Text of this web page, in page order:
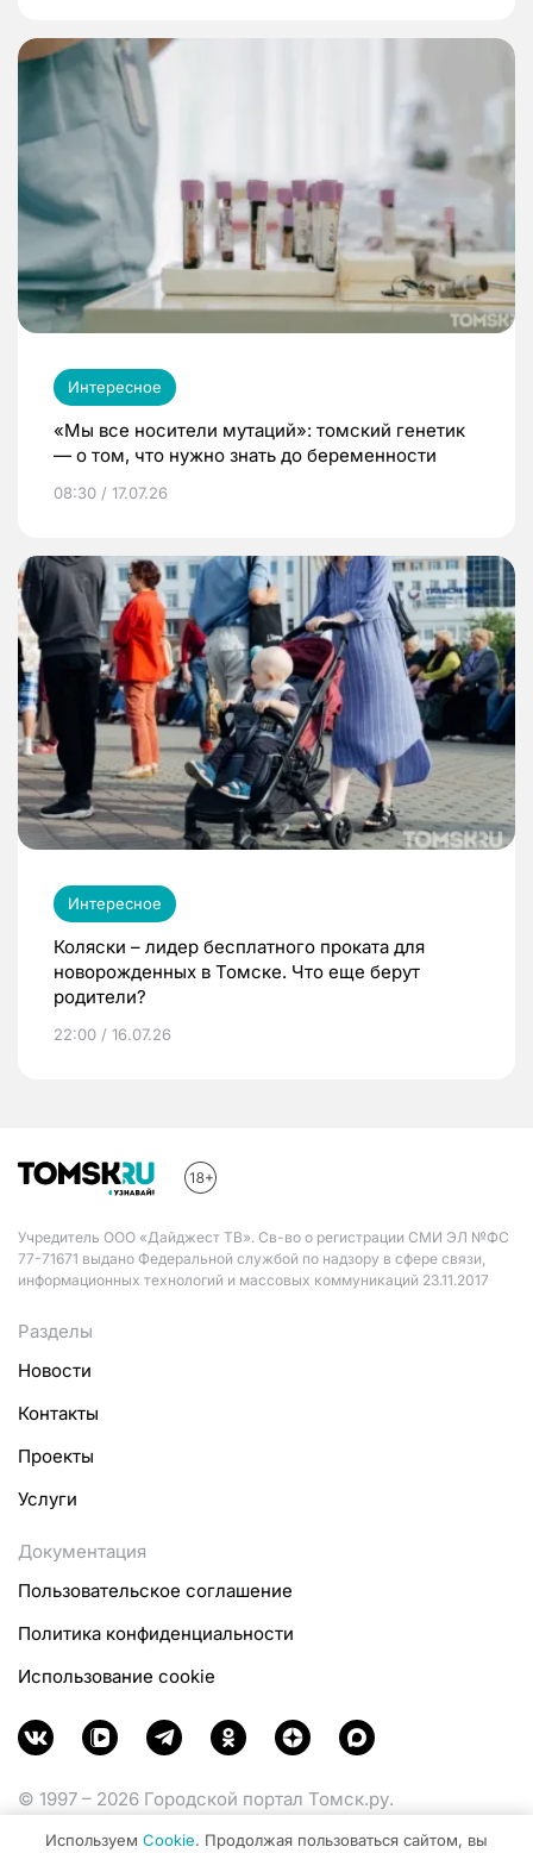
Интересное
«Мы все носители мутаций»: томский генетик
— о том, что нужно знать до беременности
08:30 / 17.07.26
Интересное
Коляски – лидер бесплатного проката для
новорожденных в Томске. Что еще берут
родители?
22:00 / 16.07.26
Учредитель ООО «Дайджест ТВ». Св-во о регистрации СМИ ЭЛ №ФС
77-71671 выдано Федеральной службой по надзору в сфере связи,
информационных технологий и массовых коммуникаций 23.11.2017
Разделы
Новости
Контакты
Проекты
Услуги
Документация
Пользовательское соглашение
Политика конфиденциальности
Использование cookie
© 1997 – 2026 Городской портал Томск.ру.
Используем Cookie. Продолжая пользоваться сайтом, вы